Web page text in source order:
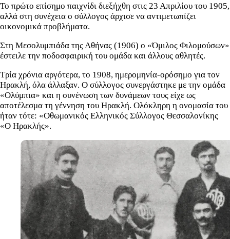
Το πρώτο επίσημο παιχνίδι διεξήχθη στις 23 Απριλίου του 1905,
αλλά στη συνέχεια ο σύλλογος άρχισε να αντιμετωπίζει
οικονομικά προβλήματα.
Στη Μεσολυμπιάδα της Αθήνας (1906) ο «Όμιλος Φιλομούσων»
έστειλε την ποδοσφαιρική του ομάδα και άλλους αθλητές.
Τρία χρόνια αργότερα, το 1908, ημερομηνία-ορόσημο για τον
Ηρακλή, όλα άλλαξαν. Ο σύλλογος συνεργάστηκε με την ομάδα
«Ολύμπια» και η συνένωση των δυνάμεων τους είχε ως
αποτέλεσμα τη γέννηση του Ηρακλή. Ολόκληρη η ονομασία του
ήταν τότε: «Οθωμανικός Ελληνικός Σύλλογος Θεσσαλονίκης
«Ο Ηρακλής».